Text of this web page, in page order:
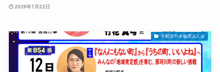
2026年7月22日
宇都宮中央倫理法人会